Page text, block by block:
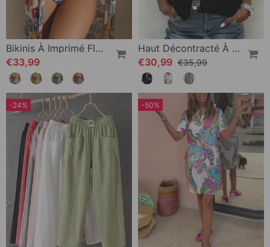
Bikinis À Imprimé Floral Et Cache-Maillot
€33,99
Haut Décontracté À Empiècements Et Boutons À Sequins
€30,99 €35,99
-24% -50%